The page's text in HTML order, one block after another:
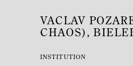
VACLAV
CHAOS),
INSTITUTION